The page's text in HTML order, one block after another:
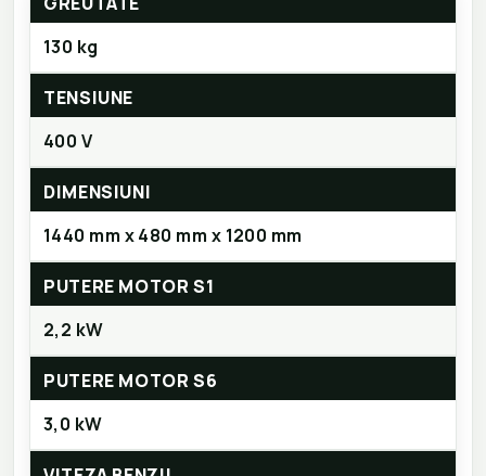
130 kg
TENSIUNE
400 V
DIMENSIUNI
1440 mm x 480 mm x 1200 mm
PUTERE MOTOR S1
2,2 kW
PUTERE MOTOR S6
3,0 kW